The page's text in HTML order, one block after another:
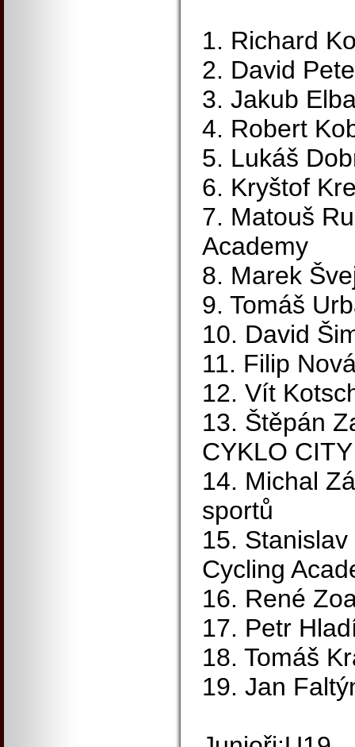
1. Richard
2. David
3. Jakub
4. Robert
5. Lukáš
6. Kryštof
7. Matouš
Academy
8. Marek
9. Tomáš
10. David
11. Filip
12. Vít
13. Štěpán
CYKLO CITY
14. Michal
sportů
15.
Cycling
16. René
17. Petr
18. Tomáš
19. Jan